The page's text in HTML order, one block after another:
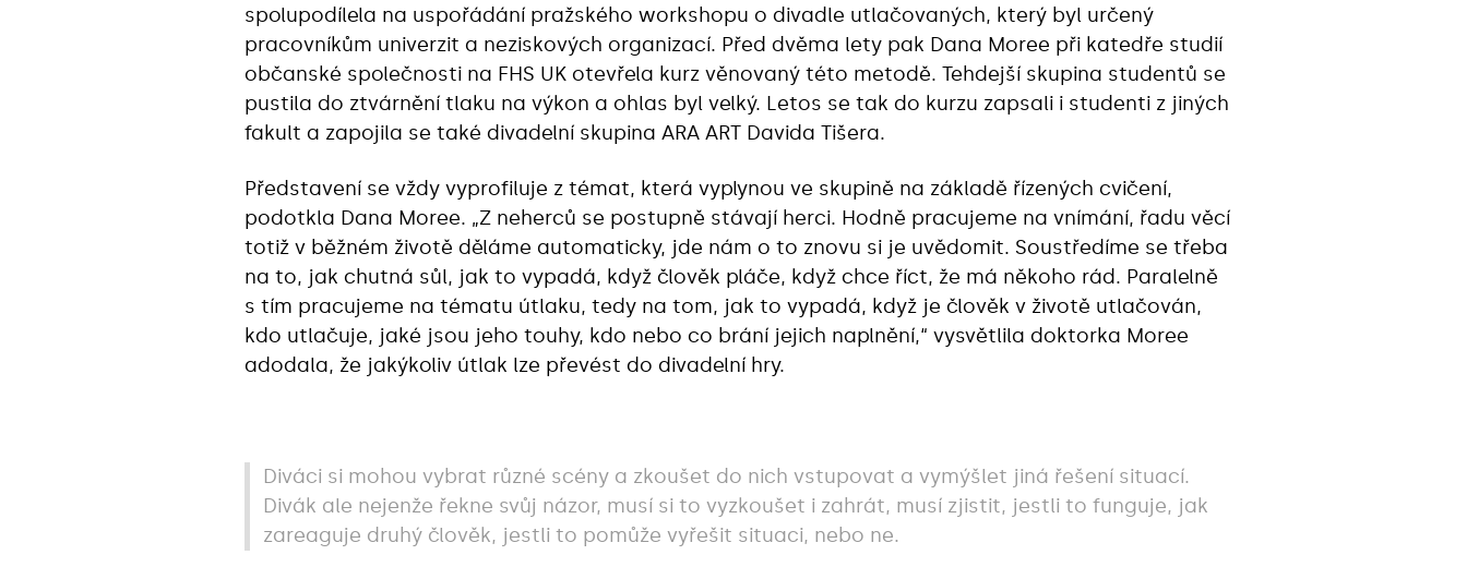
spolupodílela na uspořádání pražského workshopu o divadle utlačovaných, který byl určený
pracovníkům univerzit a neziskových organizací. Před dvěma lety pak Dana Moree při katedře studií
občanské společnosti na FHS UK otevřela kurz věnovaný této metodě. Tehdejší skupina studentů se
pustila do ztvárnění tlaku na výkon a ohlas byl velký. Letos se tak do kurzu zapsali i studenti z jiných
fakult a zapojila se také divadelní skupina ARA ART Davida Tišera.
Představení se vždy vyprofiluje z témat, která vyplynou ve skupině na základě řízených cvičení,
podotkla Dana Moree. „Z neherců se postupně stávají herci. Hodně pracujeme na vnímání, řadu věcí
totiž v běžném životě děláme automaticky, jde nám o to znovu si je uvědomit. Soustředíme se třeba
na to, jak chutná sůl, jak to vypadá, když člověk pláče, když chce říct, že má někoho rád. Paralelně
s tím pracujeme na tématu útlaku, tedy na tom, jak to vypadá, když je člověk v životě utlačován,
kdo utlačuje, jaké jsou jeho touhy, kdo nebo co brání jejich naplnění,“ vysvětlila doktorka Moree
adodala, že jakýkoliv útlak lze převést do divadelní hry.
Diváci si mohou vybrat různé scény a zkoušet do nich vstupovat a vymýšlet jiná řešení situací.
Divák ale nejenže řekne svůj názor, musí si to vyzkoušet i zahrát, musí zjistit, jestli to funguje, jak
zareaguje druhý člověk, jestli to pomůže vyřešit situaci, nebo ne.